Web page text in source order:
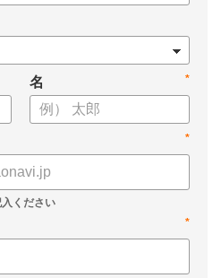
ひお役立てください。
*
名
*
*